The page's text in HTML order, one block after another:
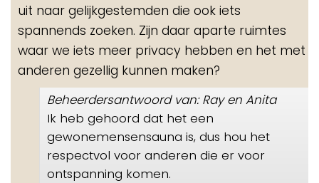
uit naar gelijkgestemden die ook iets
spannends zoeken. Zijn daar aparte ruimtes
waar we iets meer privacy hebben en het met
anderen gezellig kunnen maken?
Beheerdersantwoord van: Ray en Anita
Ik heb gehoord dat het een
gewonemensensauna is, dus hou het
respectvol voor anderen die er voor
ontspanning komen.